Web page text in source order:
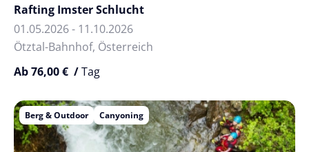
Rafting Imster Schlucht
01.05.2026 - 11.10.2026
Ötztal-Bahnhof, Österreich
Ab 76,00 € /Tag
Berg & Outdoor Canyoning